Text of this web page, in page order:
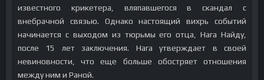
известного крикетера, вляпавшегося в скандал с
внебрачной связью. Однако настоящий вихрь событий
начинается с выходом из тюрьмы его отца, Нага Найду,
после 15 лет заключения. Нага утверждает в своей
невиновности, что еще больше обостряет отношения
между ним и Раной.